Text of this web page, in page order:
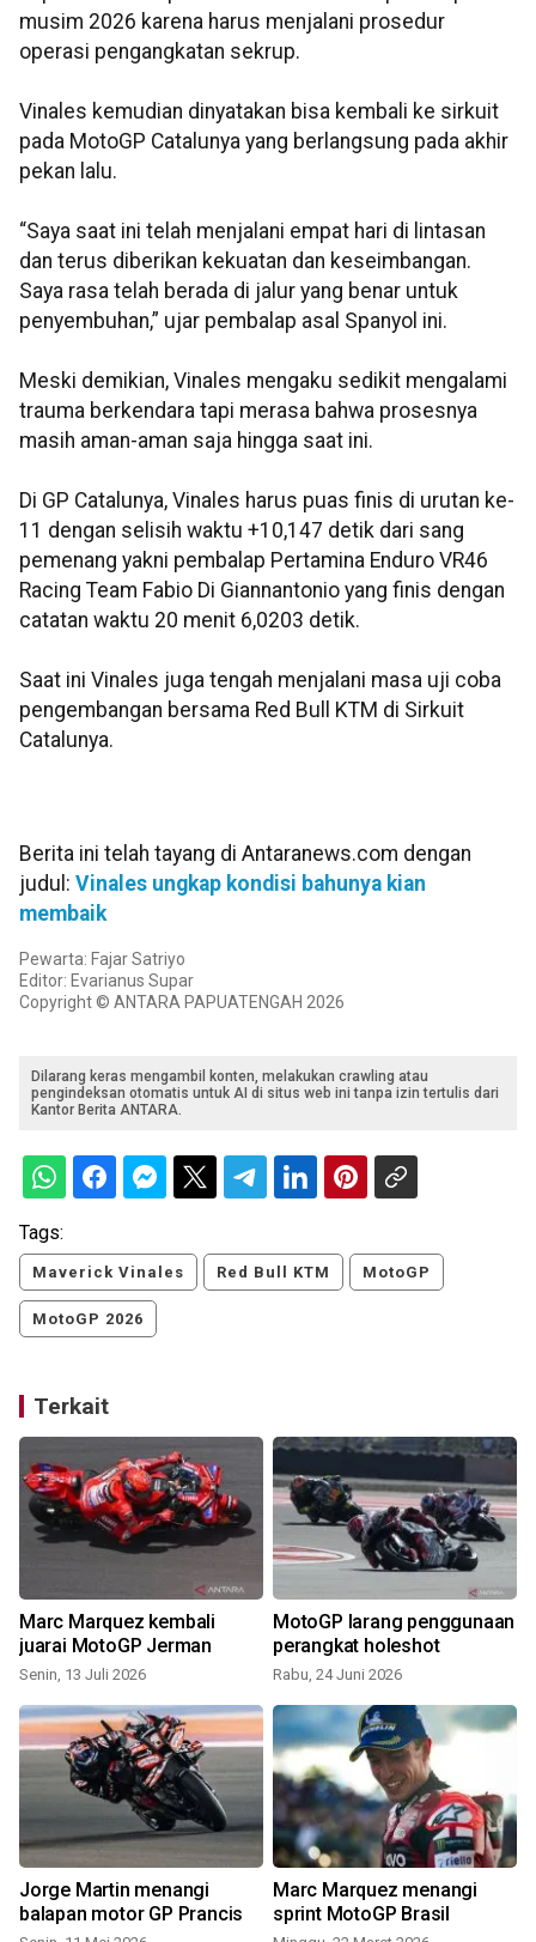
musim 2026 karena harus menjalani prosedur
operasi pengangkatan sekrup.
Vinales kemudian dinyatakan bisa kembali ke sirkuit
pada MotoGP Catalunya yang berlangsung pada akhir
pekan lalu.
“Saya saat ini telah menjalani empat hari di lintasan
dan terus diberikan kekuatan dan keseimbangan.
Saya rasa telah berada di jalur yang benar untuk
penyembuhan,” ujar pembalap asal Spanyol ini.
Meski demikian, Vinales mengaku sedikit mengalami
trauma berkendara tapi merasa bahwa prosesnya
masih aman-aman saja hingga saat ini.
Di GP Catalunya, Vinales harus puas finis di urutan ke-
11 dengan selisih waktu +10,147 detik dari sang
pemenang yakni pembalap Pertamina Enduro VR46
Racing Team Fabio Di Giannantonio yang finis dengan
catatan waktu 20 menit 6,0203 detik.
Saat ini Vinales juga tengah menjalani masa uji coba
pengembangan bersama Red Bull KTM di Sirkuit
Catalunya.
Berita ini telah tayang di Antaranews.com dengan
judul: Vinales ungkap kondisi bahunya kian
membaik
Pewarta: Fajar Satriyo
Editor: Evarianus Supar
Copyright © ANTARA PAPUATENGAH 2026
Dilarang keras mengambil konten, melakukan crawling atau
pengindeksan otomatis untuk AI di situs web ini tanpa izin tertulis dari
Kantor Berita ANTARA.
Tags:
Maverick Vinales Red Bull KTM MotoGP
MotoGP 2026
Terkait
Marc Marquez kembali
juarai MotoGP Jerman
Senin, 13 Juli 2026
MotoGP larang penggunaan
perangkat holeshot
Rabu, 24 Juni 2026
Jorge Martin menangi
balapan motor GP Prancis
Marc Marquez menangi
sprint MotoGP Brasil